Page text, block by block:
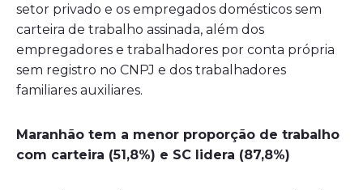
setor privado e os empregados domésticos sem
carteira de trabalho assinada, além dos
empregadores e trabalhadores por conta própria
sem registro no CNPJ e dos trabalhadores
familiares auxiliares.
Maranhão tem a menor proporção de trabalho
com carteira (51,8%) e SC lidera (87,8%)